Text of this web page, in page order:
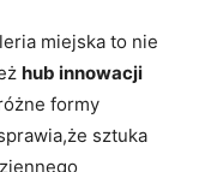
miejska to nie
hub innowacji
formy
sztuka